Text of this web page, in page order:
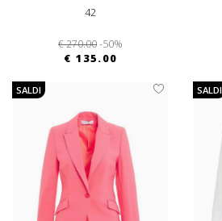
42
€ 270.00-50%
€ 135.00
SALDI SALDI